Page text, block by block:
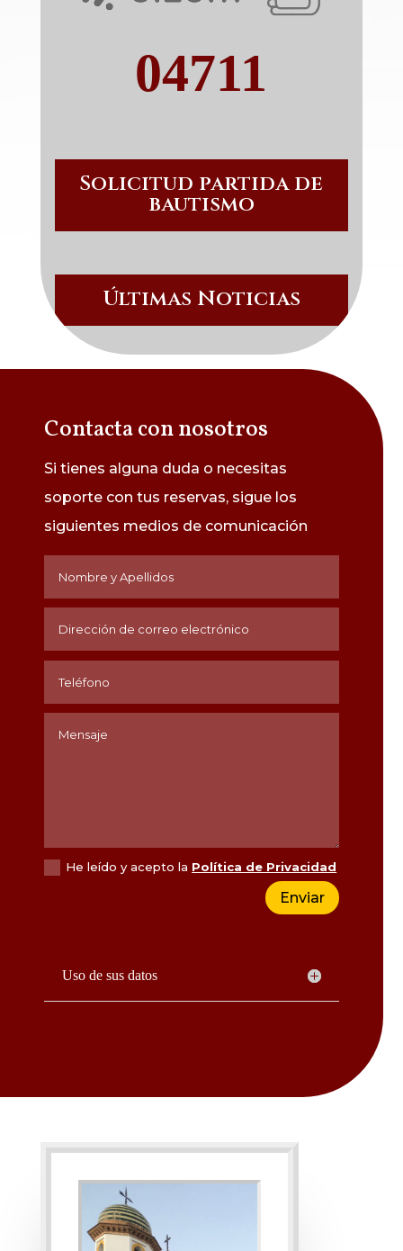
04711
Solicitud partida de
bautismo
Últimas Noticias
Contacta con nosotros
Si tienes alguna duda o necesitas
soporte con tus reservas, sigue los
siguientes medios decomunicación
He leído y acepto la Política de Privacidad
Enviar
Uso de sus datos